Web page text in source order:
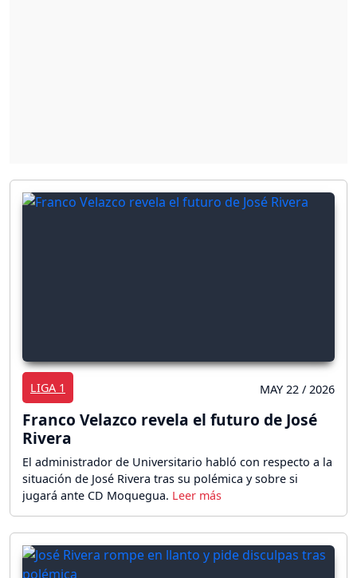
LIGA 1 MAY 22 / 2026
Franco Velazco revela el futuro de José
Rivera
El administrador de Universitario habló con respecto a la
situación de José Rivera tras su polémica y sobre si
jugará ante CD Moquegua.